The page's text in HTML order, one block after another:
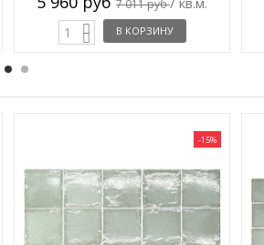
7 011 руб
В КОРЗИНУ
-15%